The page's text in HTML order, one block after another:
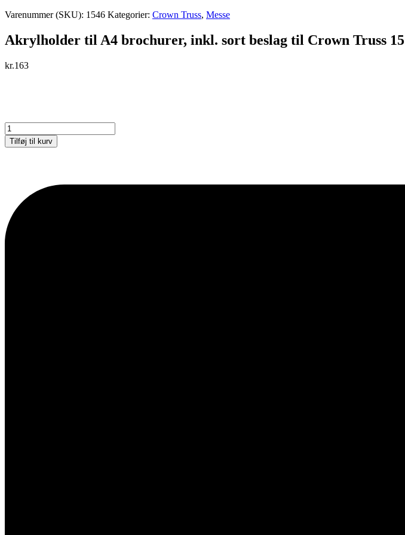
Varenummer (SKU): 1546 Kategorier: Crown Truss, Messe
Akrylholder til A4 brochurer, inkl. sort beslag til Crown Truss 15
kr.163
Akrylholder
til
A4
Crown
Truss
15
Tilføj til kurv